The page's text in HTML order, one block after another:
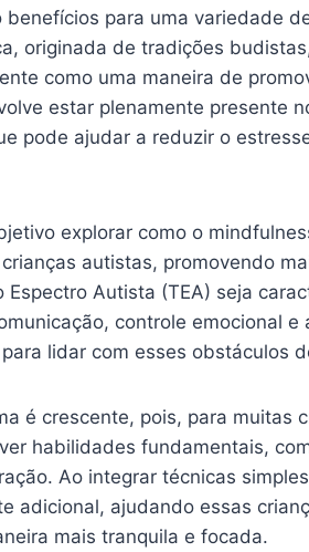
para uma variedade
originada de tradições
como uma maneira de
estar plenamente presente
pode ajudar a reduzir o
explorar como o
autistas, promovendo
Espectro Autista (TEA) seja
controle emocional
lidar com esses obstáculos
é crescente, pois, para muitas
habilidades fundamentais,
Ao integrar técnicas
adicional, ajudando essas
mais tranquila e focada.